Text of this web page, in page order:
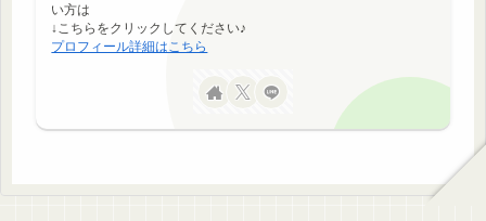
い方は
↓こちらをクリックしてください♪
プロフィール詳細はこちら